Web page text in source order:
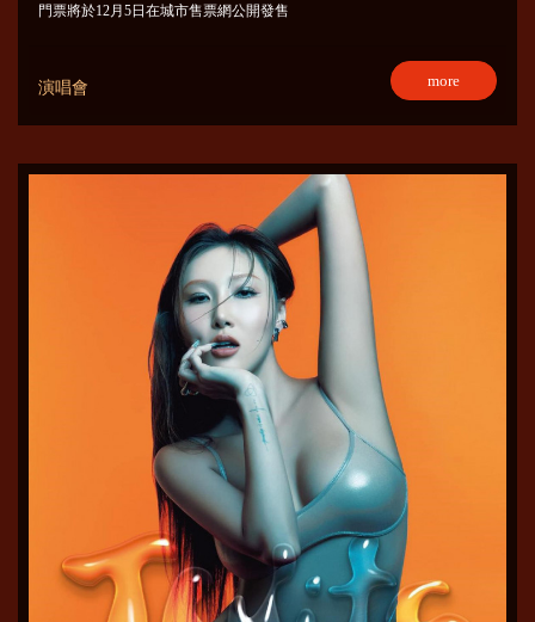
門票將於12月5日在城市售票網公開發售
演唱會 more